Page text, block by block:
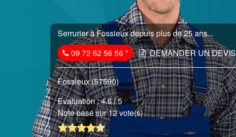
Serrurier à Fossieux depuis plus de 25 ans...
09 72 62 56 56* DEMANDER UN DEVIS
Fossieux (57590)
Evaluation :4.6/ 5
Note basé sur 12 vote(s)